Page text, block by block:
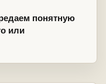
понятную
или